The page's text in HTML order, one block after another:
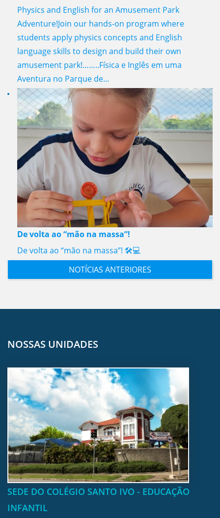
Physics and English for an Amusement Park
Adventure!Join our hands-on program where
students apply physics concepts and English
language skills to design and build their own
amusement park!……..Física e Inglês em uma
Aventura no Parque de...
De volta ao “mão na massa”!
De volta ao “mão na massa”! 🛠️💻
NOTÍCIAS ANTERIORES
NOSSAS UNIDADES
SEDE DO COLÉGIO SANTO IVO - EDUCAÇÃO
INFANTIL